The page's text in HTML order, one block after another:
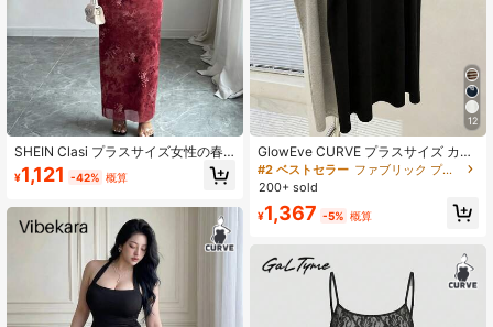
4.89 544K フォロワー
4.89 544K フォロワー
4.89 544K フォロワー
4.89 544K フォロワー
SHEIN Clasi プラスサイズ女性の春
夏ファッショナブルなタイトフィッ
トジオメトリックプリントストラッ
¥1,121 -42% 概算
12
GlowEve CURVE プラスサイズ カジ
ュアル&通勤 エレガント 快適 ストレ
ート 半袖 蝶プリントワンピース、春
#2 ベストセラー
ファブリック プラスサイズのドレス
200+ sold
¥1,367 -5% 概算